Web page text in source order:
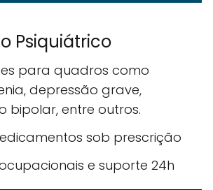
Psiquiátrico
para quadros como
depressão grave,
bipolar, entre outros.
sob prescrição
e suporte 24h